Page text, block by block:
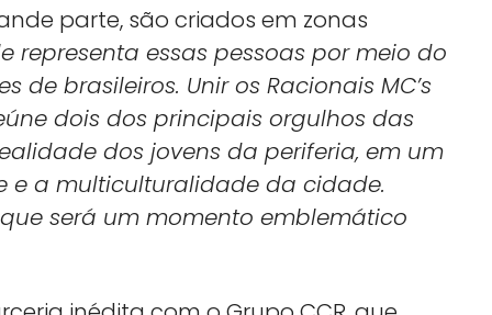
parte, são criados em zonas
representa essas pessoas por meio do
brasileiros. Unir os Racionais MC’s
dois dos principais orgulhos das
dos jovens da periferia, em um
e a multiculturalidade da cidade.
será um momento emblemático